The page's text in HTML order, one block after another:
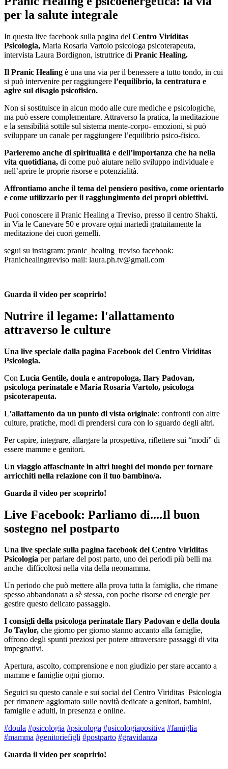
per la salute integrale
In questa live facebook sulla pagina del Centro Viriditas
Psicologia, Maria Rosaria Vartolo psicologa psicoterapeuta,
intervista Laura Bordignon, istruttrice di Pranic Healing.
Il Pranic Healing è una una via per il benessere a tutto tondo, in cui
si può intervenire per raggiungere l’equilibrio, la centratura e
agire sul disagio psicofisico.
Non si sostituisce in alcun modo alle cure mediche e psicologiche,
ma può essere complementare. Attraverso la pratica, la meditazione
e la sensibilità sottile sul sistema mente-corpo- emozioni, si può
sviluppare un canale per raggiungere l’equilibrio psico-fisico.
Parleremo anche di spiritualità e dell’importanza che ha nella
vita quotidiana, di come può aiutare nello sviluppo individuale e
nell’aprire le proprie risorse e potenzialità.
Affrontiamo anche il tema del pensiero positivo, come orientarlo
e come utilizzarlo per il raggiungimento dei propri obiettivi.
Puoi conoscere il Pranic Healing a Treviso, presso il centro Shakti,
in Via le Canevare 50 e provare ogni martedì gratuitamente la
meditazione dei cuori gemelli.
segui su instagram: pranic_healing_treviso facebook:
Pranichealingtreviso mail: laura.ph.tv@gmail.com
Guarda il video per scoprirlo!
Nutrire il legame: l'allattamento
attraverso le culture
Una live speciale dalla pagina Facebook del Centro Viriditas
Psicologia.
Con Lucia Gentile, doula e antropologa, Ilary Padovan,
psicologa perinatale e Maria Rosaria Vartolo, psicologa
psicoterapeuta.
L’allattamento da un punto di vista originale: confronti con altre
culture, pratiche, modi di prendersi cura con lo sguardo degli altri.
Per capire, integrare, allargare la prospettiva, riflettere sui “modi” di
essere mamme e genitori.
Un viaggio affascinante in altri luoghi del mondo per tornare
arricchiti nella relazione con il tuo bambino/a.
Guarda il video per scoprirlo!
Live Facebook: Parliamo di....Il buon
sostegno nel postparto
Una live speciale sulla pagina facebook del Centro Viriditas
Psicologia per parlare del post parto, uno dei periodi più belli ma
anche difficoltosi nella vita della neomamma.
Un periodo che può mettere alla prova tutta la famiglia, che rimane
spesso abbandonata a sè stessa, con poche risorse ed energie per
gestire questo delicato passaggio.
I consigli della psicologa perinatale Ilary Padovan e della doula
Jo Taylor, che giorno per giorno stanno accanto alla famiglie,
offrono degli spunti preziosi per potere attraversare passaggi di vita
impegnativi.
Apertura, ascolto, comprensione e non giudizio per stare accanto a
mamme e famiglie ogni giorno.
Seguici su questo canale e sui social del Centro Viriditas Psicologia
per rimanere aggiornato sulle novità dedicate a genitori, bambini,
famiglie e adulti, in presenza e online.
#doula #psicologia #psicologa #psicologiapositiva #famiglia
#mamma #genitoriefigli #postparto #gravidanza
Guarda il video per scoprirlo!